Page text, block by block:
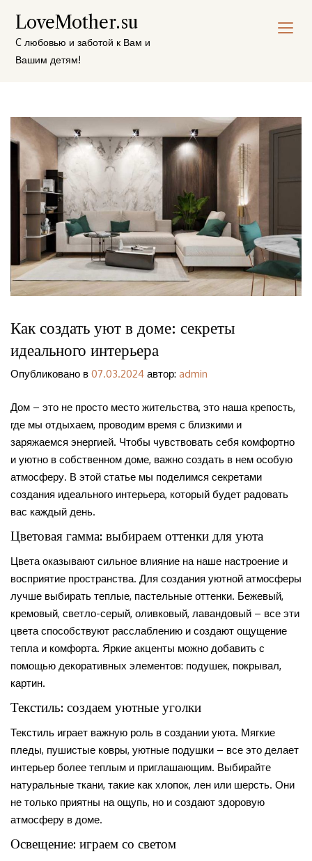
содержимому
LoveMother.su
C любовью и заботой к Вам и
Вашим детям!
Как создать уют в доме: секреты
идеального интерьера
Опубликовано в 07.03.2024 автор: admin
Дом – это не просто место жительства, это наша крепость,
где мы отдыхаем, проводим время с близкими и
заряжаемся энергией. Чтобы чувствовать себя комфортно
и уютно в собственном доме, важно создать в нем особую
атмосферу. В этой статье мы поделимся секретами
создания идеального интерьера, который будет радовать
вас каждый день.
Цветовая гамма: выбираем оттенки для уюта
Цвета оказывают сильное влияние на наше настроение и
восприятие пространства. Для создания уютной атмосферы
лучше выбирать теплые, пастельные оттенки. Бежевый,
кремовый, светло-серый, оливковый, лавандовый – все эти
цвета способствуют расслаблению и создают ощущение
тепла и комфорта. Яркие акценты можно добавить с
помощью декоративных элементов: подушек, покрывал,
картин.
Текстиль: создаем уютные уголки
Текстиль играет важную роль в создании уюта. Мягкие
пледы, пушистые ковры, уютные подушки – все это делает
интерьер более теплым и приглашающим. Выбирайте
натуральные ткани, такие как хлопок, лен или шерсть. Они
не только приятны на ощупь, но и создают здоровую
атмосферу в доме.
Освещение: играем со светом